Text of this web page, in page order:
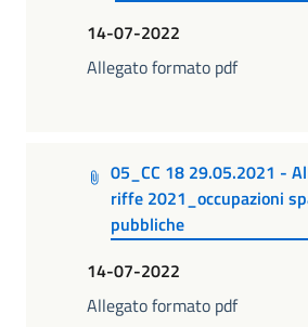
14-07-2022
Allegato formato pdf
05_CC 18 29.05.2021 -
riffe 2021_occupazioni
pubbliche
14-07-2022
Allegato formato pdf